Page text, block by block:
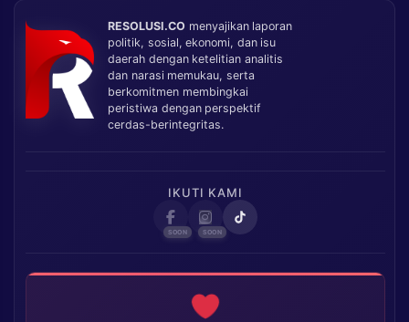
RESOLUSI.CO menyajikan laporan
politik, sosial, ekonomi, dan isu
daerah dengan ketelitian analitis
dan narasi memukau, serta
berkomitmen membingkai
peristiwa dengan perspektif
cerdas-berintegritas.
IKUTI KAMI